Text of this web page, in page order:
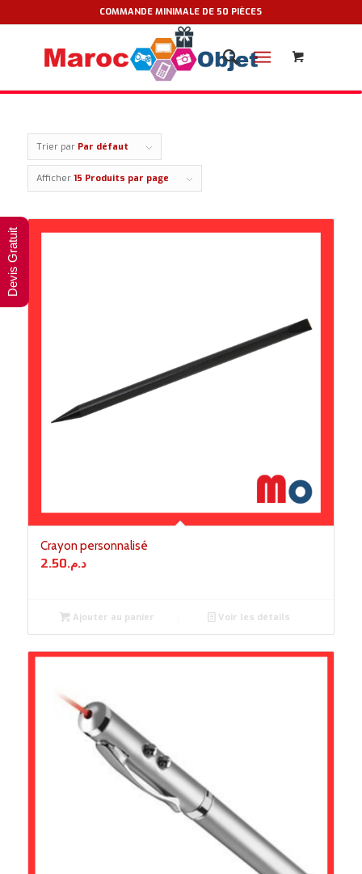
COMMANDE MINIMALE DE 50 PIÈCES
Trier par Par défaut
Afficher 15 Produits par page
Crayon personnalisé
د.م.2.50
Ajouter au panier Voir les détails
Devis Gratuit